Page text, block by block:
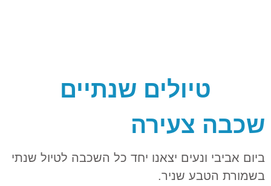
טיולים שנתיים
שכבה צעירה
ביום אביבי ונעים יצאנו יחד כל השכבה לטיול שנתי
בשמורת הטבע שניר.